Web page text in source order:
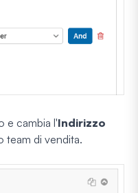
e cambia l'Indirizzo
team di vendita.